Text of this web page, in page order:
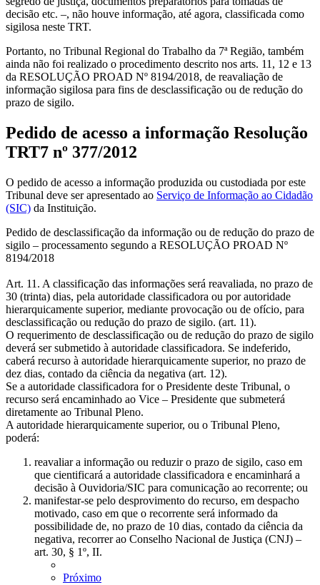
decisão etc. –, não houve informação, até agora, classificada como
sigilosa neste TRT.
Portanto, no Tribunal Regional do Trabalho da 7ª Região, também
ainda não foi realizado o procedimento descrito nos arts. 11, 12 e 13
da RESOLUÇÃO PROAD Nº 8194/2018, de reavaliação de
informação sigilosa para fins de desclassificação ou de redução do
prazo de sigilo.
Pedido de acesso a informação Resolução
TRT7 nº 377/2012
O pedido de acesso a informação produzida ou custodiada por este
Tribunal deve ser apresentado ao Serviço de Informação ao Cidadão
(SIC) da Instituição.
Pedido de desclassificação da informação ou de redução do prazo de
sigilo – processamento segundo a RESOLUÇÃO PROAD Nº
8194/2018
Art. 11. A classificação das informações será reavaliada, no prazo de
30 (trinta) dias, pela autoridade classificadora ou por autoridade
hierarquicamente superior, mediante provocação ou de ofício, para
desclassificação ou redução do prazo de sigilo. (art. 11).
O requerimento de desclassificação ou de redução do prazo de sigilo
deverá ser submetido à autoridade classificadora. Se indeferido,
caberá recurso à autoridade hierarquicamente superior, no prazo de
dez dias, contado da ciência da negativa (art. 12).
Se a autoridade classificadora for o Presidente deste Tribunal, o
recurso será encaminhado ao Vice – Presidente que submeterá
diretamente ao Tribunal Pleno.
A autoridade hierarquicamente superior, ou o Tribunal Pleno,
poderá:
reavaliar a informação ou reduzir o prazo de sigilo, caso em
que cientificará a autoridade classificadora e encaminhará a
decisão à Ouvidoria/SIC para comunicação ao recorrente; ou
manifestar-se pelo desprovimento do recurso, em despacho
motivado, caso em que o recorrente será informado da
possibilidade de, no prazo de 10 dias, contado da ciência da
negativa, recorrer ao Conselho Nacional de Justiça (CNJ) –
art. 30, § 1º, II.
Próximo